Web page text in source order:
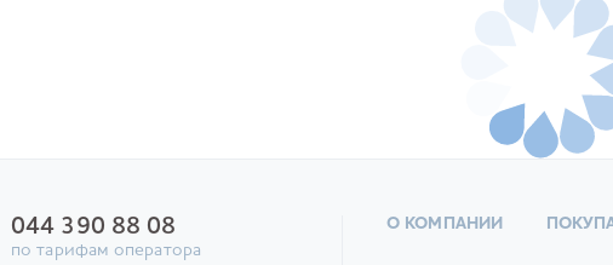
044 390 88 08
по тарифам оператора
О КОМПАНИИ